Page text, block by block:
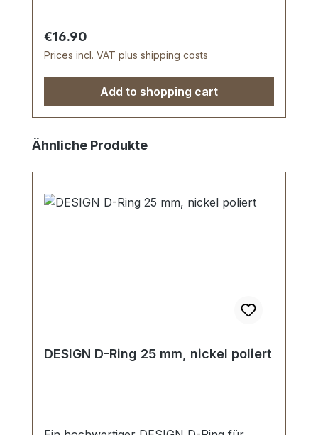
Regular price:
€16.90
Prices incl. VAT plus shipping costs
Add to shopping cart
Skip product gallery
Ähnliche Produkte
DESIGN D-Ring 25 mm, nickel poliert